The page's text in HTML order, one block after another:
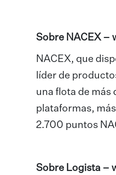
Sobre NACEX –
NACEX, que
líder de
una flota de más
plataformas,
2.700 puntos
Sobre Logista –